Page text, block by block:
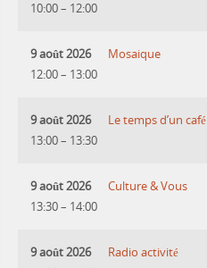
10:00– 12:00
9 août 2026
12:00– 13:00
Mosaique
9 août 2026
13:00– 13:30
Le temps d’un café
9 août 2026
13:30– 14:00
Culture & Vous
9 août 2026
Radio activité